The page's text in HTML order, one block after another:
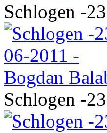
Schlogen -
Schlogen -